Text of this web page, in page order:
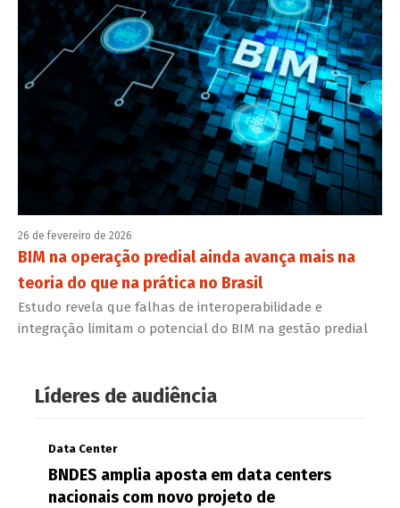
26 de fevereiro de 2026
BIM na operação predial ainda avança mais na
teoria do que na prática no Brasil
Estudo revela que falhas de interoperabilidade e
integração limitam o potencial do BIM na gestão predial
Líderes de audiência
Data Center
BNDES amplia aposta em data centers
nacionais com novo projeto de